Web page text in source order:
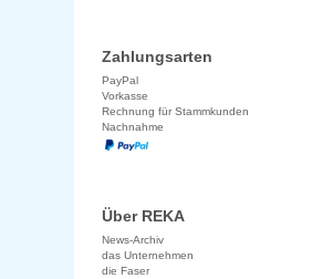
Zahlungsarten
PayPal
Vorkasse
Rechnung für Stammkunden
Nachnahme
Über REKA
News-Archiv
das Unternehmen
die Faser